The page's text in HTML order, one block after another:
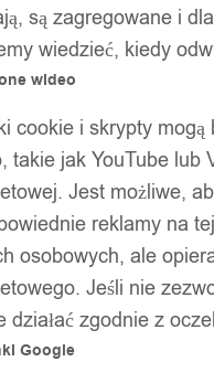
są zagregowane i
wiedzieć, kiedy
wideo
cookie i skrypty
takie jak YouTube lub
Jest możliwe,
reklamy na
osobowych, ale
Jeśli nie
działać zgodnie z
Google